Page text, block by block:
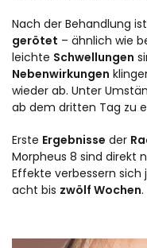
Nach der Behandlung
gerötet – ähnlich wie
leichte Schwellungen
Nebenwirkungen
wieder ab. Unter
ab dem dritten Tag zu
Erste Ergebnisse der
Morpheus 8 sind direkt
Effekte verbessern
acht bis zwölf Wochen.